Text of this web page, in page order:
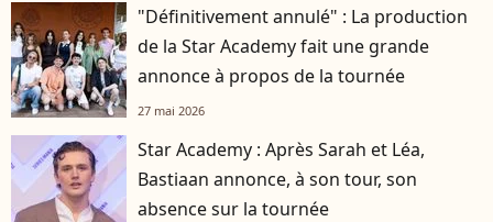
"Définitivement annulé" : La production
de la Star Academy fait une grande
annonce à propos de la tournée
27 mai 2026
Star Academy : Après Sarah et Léa,
Bastiaan annonce, à son tour, son
absence sur la tournée